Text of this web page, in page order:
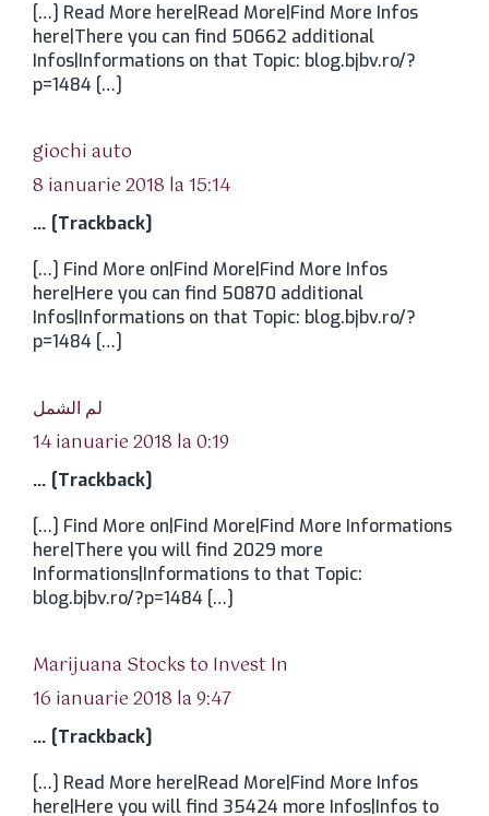
[…] Read More here|Read More|Find More Infos
here|There you can find 50662 additional
Infos|Informations on that Topic: blog.bjbv.ro/?
p=1484 […]
giochi auto
8 ianuarie 2018 la 15:14
… [Trackback]
[…] Find More on|Find More|Find More Infos
here|Here you can find 50870 additional
Infos|Informations on that Topic: blog.bjbv.ro/?
p=1484 […]
لم الشمل
14 ianuarie 2018 la 0:19
… [Trackback]
[…] Find More on|Find More|Find More Informations
here|There you will find 2029 more
Informations|Informations to that Topic:
blog.bjbv.ro/?p=1484 […]
Marijuana Stocks to Invest In
16 ianuarie 2018 la 9:47
… [Trackback]
[…] Read More here|Read More|Find More Infos
here|Here you will find 35424 more Infos|Infos to